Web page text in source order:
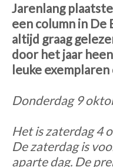
Jarenlang
een column in De
altijd graag
door het jaar
leuke
Donderdag 9
Het is zaterdag 4
De zaterdag is
aparte dag. De